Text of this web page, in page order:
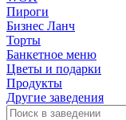
Пироги
Бизнес Ланч
Торты
Банкетное меню
Цветы и подарки
Продукты
Другие заведения